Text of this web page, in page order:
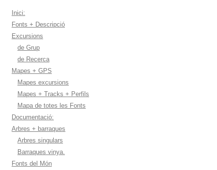
Inici:
Fonts + Descripció
Excursions
de Grup
de Recerca
Mapes + GPS
Mapes excursions
Mapes + Tracks + Perfils
Mapa de totes les Fonts
Documentació:
Arbres + barraques
Arbres singulars
Barraques vinya.
Fonts del Món